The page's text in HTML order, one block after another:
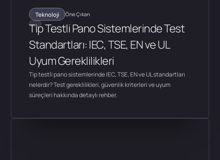
Teknoloji Öne Çıkan
Tip Testli Pano Sistemlerinde Test
Standartları: IEC, TSE, EN ve UL
Uyum Gereklilikleri
Tip testli pano sistemlerinde IEC, TSE, EN ve UL standartları
nelerdir? Test gereklilikleri, güvenlik kriterleri ve uyum
süreçleri hakkında detaylı rehber.